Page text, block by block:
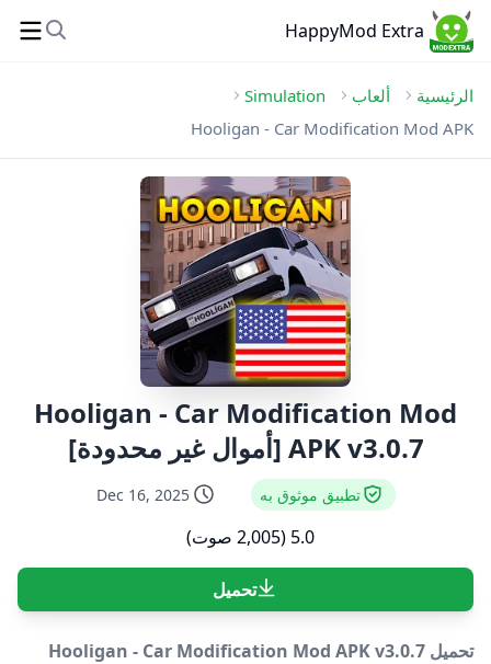
HappyMod Extra
الرئيسية ألعاب
Simulation
Hooligan - Car Modification Mod APK
Hooligan - Car Modification Mod
APK v3.0.7 [أموال غير محدودة]
تطبيق موثوق به Dec 16, 2025
5.0 (2,005 صوت)
تحميل
تحميل Hooligan - Car Modification Mod APK v3.0.7